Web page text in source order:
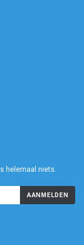
helemaal niets.
AANMELDEN